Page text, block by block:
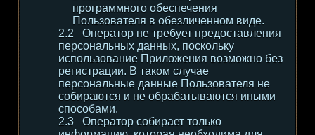
программного обеспечения
Пользователя в обезличенном виде.
Оператор не требует предоставления
персональных данных, поскольку
использование Приложения возможно без
регистрации. В таком случае
персональные данные Пользователя не
собираются и не обрабатываются иными
способами.
Оператор собирает только